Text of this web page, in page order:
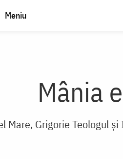
Meniu
Mânia
Mare, Grigorie Teologul